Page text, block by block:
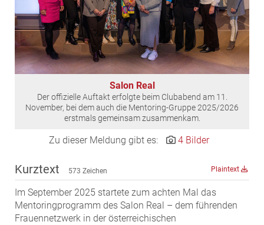
Grossmann + Kaswurm Immobilien
Gutwerk Immobilien Treuhand
HANDLER Gruppe
HARING Group
HARING Group + WINEGG Realitäten
HNP architects
IMMOBILIEN MAGAZIN VERLAG
MST Muhr
ÖKO-Wohnbau
Salon Real
Der offizielle Auftakt erfolgte beim Clubabend am 11.
November, bei dem auch die Mentoring-Gruppe 2025/2026
erstmals gemeinsam zusammenkam.
Zu dieser Meldung gibt es: 4 Bilder
Kurztext 573 Zeichen Plaintext
Im September 2025 startete zum achten Mal das
Mentoringprogramm des Salon Real – dem führenden
Frauennetzwerk in der österreichischen